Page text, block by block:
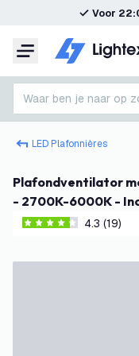
Voor
Menu
Waar ben je naar op
LED Plafonnières
Plafondventilator met Lamp - Beige - Dimbaar - 48W
- 2700K-6000K -
4.3 score sterren
4.3 (19)